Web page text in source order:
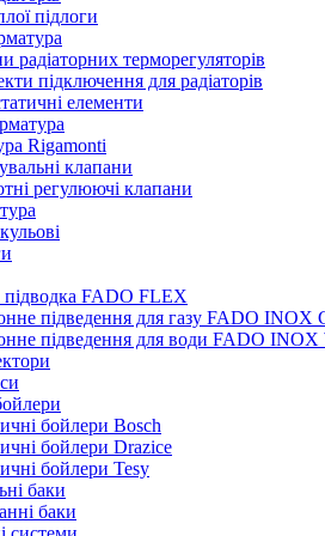
підлоги
радіаторних терморегуляторів
підключення для радіаторів
елементи
Rigamonti
клапани
регулюючі клапани
підводка FADO FLEX
підведення для газу FADO INOX
підведення для води FADO INOX
бойлери Bosch
бойлери Drazice
бойлери Tesy
баки
баки